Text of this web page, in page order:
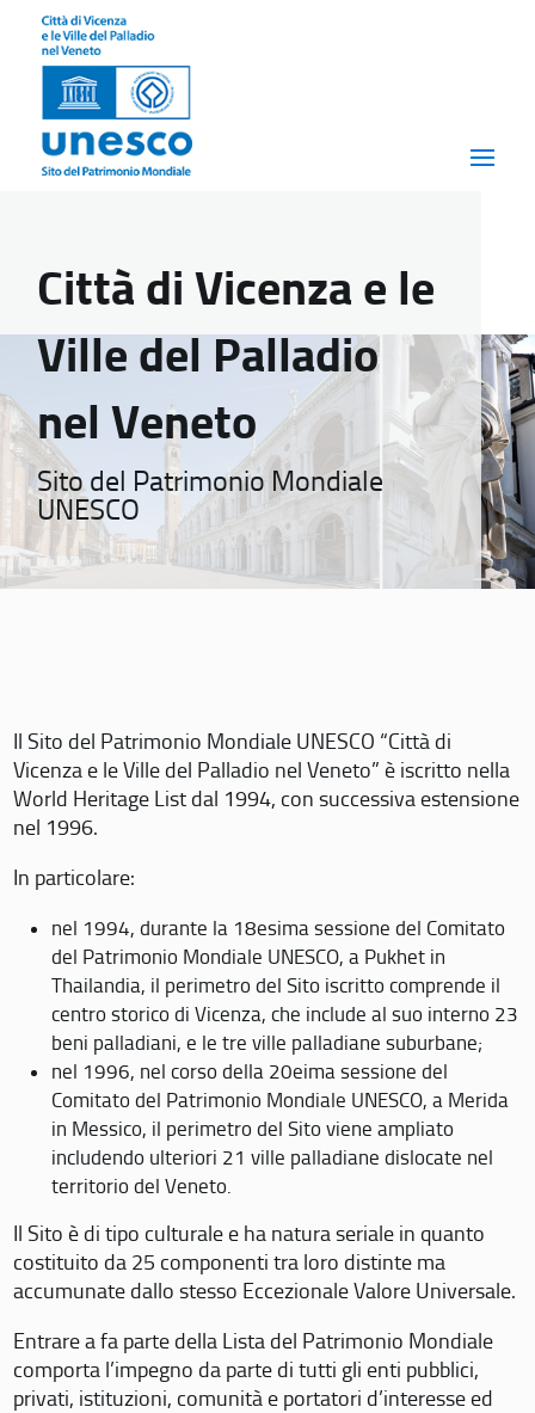
Città di Vicenza e le
Ville del Palladio
nel Veneto
Sito del Patrimonio Mondiale
UNESCO
Il Sito del Patrimonio Mondiale UNESCO “Città di
Vicenza e le Ville del Palladio nel Veneto” è iscritto nella
World Heritage List dal 1994, con successiva estensione
nel 1996.
In particolare:
nel 1994, durante la 18esima sessione del Comitato
del Patrimonio Mondiale UNESCO, a Pukhet in
Thailandia, il perimetro del Sito iscritto comprende il
centro storico di Vicenza, che include al suo interno 23
beni palladiani, e le tre ville palladiane suburbane;
nel 1996, nel corso della 20eima sessione del
Comitato del Patrimonio Mondiale UNESCO, a Merida
in Messico, il perimetro del Sito viene ampliato
includendo ulteriori 21 ville palladiane dislocate nel
territorio del Veneto.
Il Sito è di tipo culturale e ha natura seriale in quanto
costituito da 25 componenti tra loro distinte ma
accumunate dallo stesso Eccezionale Valore Universale.
Entrare a fa parte della Lista del Patrimonio Mondiale
comporta l’impegno da parte di tutti gli enti pubblici,
privati, istituzioni, comunità e portatori d’interesse ed